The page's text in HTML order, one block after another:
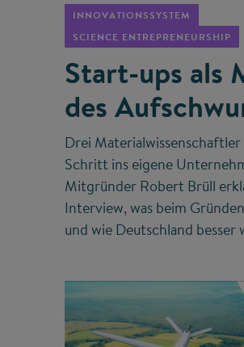
INNOVATIONSSYSTEM
SCIENCE ENTREPRENEURSHIP
Start-ups als
des
Drei Materialwissenschaftler
Schritt ins eigene
Mitgründer Robert Brüll
Interview, was beim
und wie Deutschland besser